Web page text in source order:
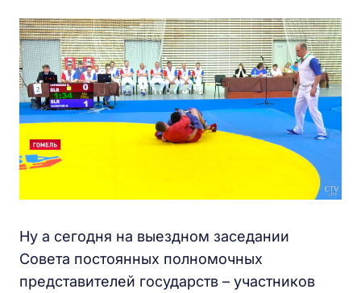
Ну а сегодня на выездном заседании
Совета постоянных полномочных
представителей государств – участников